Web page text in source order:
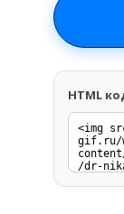
HTML